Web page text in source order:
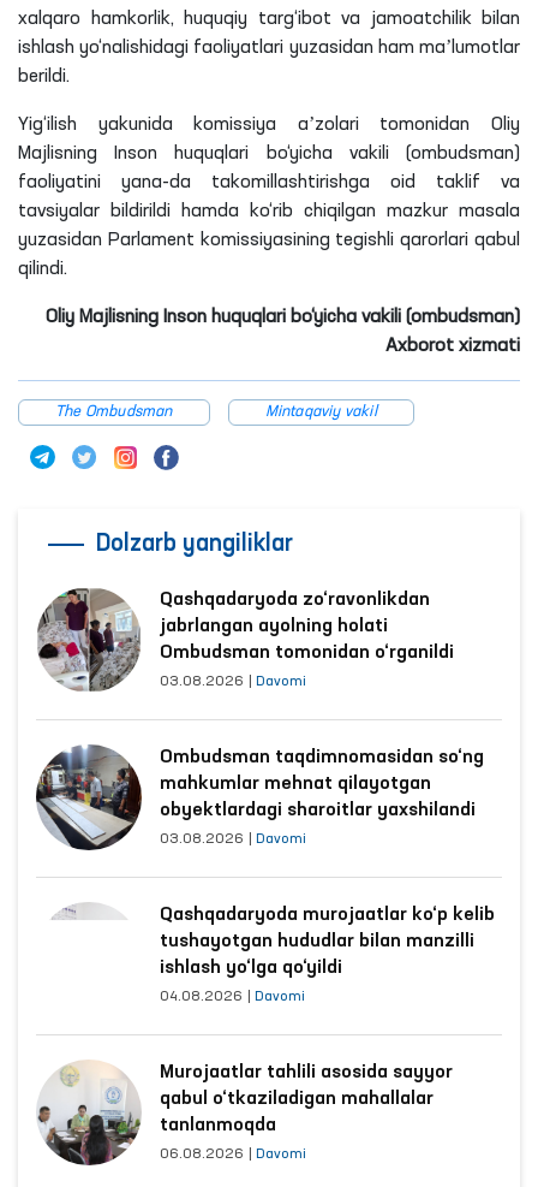
xalqaro hamkorlik, huquqiy targ‘ibot va jamoatchilik bilan
ishlash yo‘nalishidagi faoliyatlari yuzasidan ham maʼlumotlar
berildi.
Yig‘ilish yakunida komissiya aʼzolari tomonidan Oliy
Majlisning Inson huquqlari bo‘yicha vakili (ombudsman)
faoliyatini yana-da takomillashtirishga oid taklif va
tavsiyalar bildirildi hamda ko‘rib chiqilgan mazkur masala
yuzasidan Parlament komissiyasining tegishli qarorlari qabul
qilindi.
Oliy Majlisning Inson huquqlari bo‘yicha vakili (ombudsman)
Axborot xizmati
The Ombudsman Mintaqaviy vakil
Dolzarb yangiliklar
Qashqadaryoda zo‘ravonlikdan
jabrlangan ayolning holati
Ombudsman tomonidan o‘rganildi
03.08.2026 Davomi
Ombudsman taqdimnomasidan so‘ng
mahkumlar mehnat qilayotgan
obyektlardagi sharoitlar yaxshilandi
03.08.2026 Davomi
Qashqadaryoda murojaatlar ko‘p kelib
tushayotgan hududlar bilan manzilli
ishlash yo‘lga qo‘yildi
04.08.2026 Davomi
Murojaatlar tahlili asosida sayyor
qabul o‘tkaziladigan mahallalar
tanlanmoqda
06.08.2026 Davomi